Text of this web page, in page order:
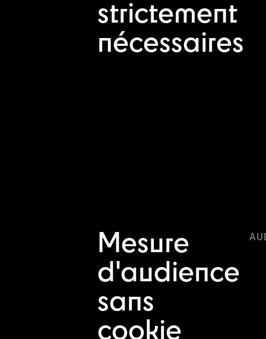
strictement
nécessaires
Mesure
d'audience
sans
cookie